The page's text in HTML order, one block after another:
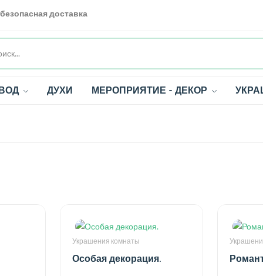
доставка
ДУХИ МЕРОПРИЯТИЕ - ДЕКОР
Украшения комнаты
Особая декорация.